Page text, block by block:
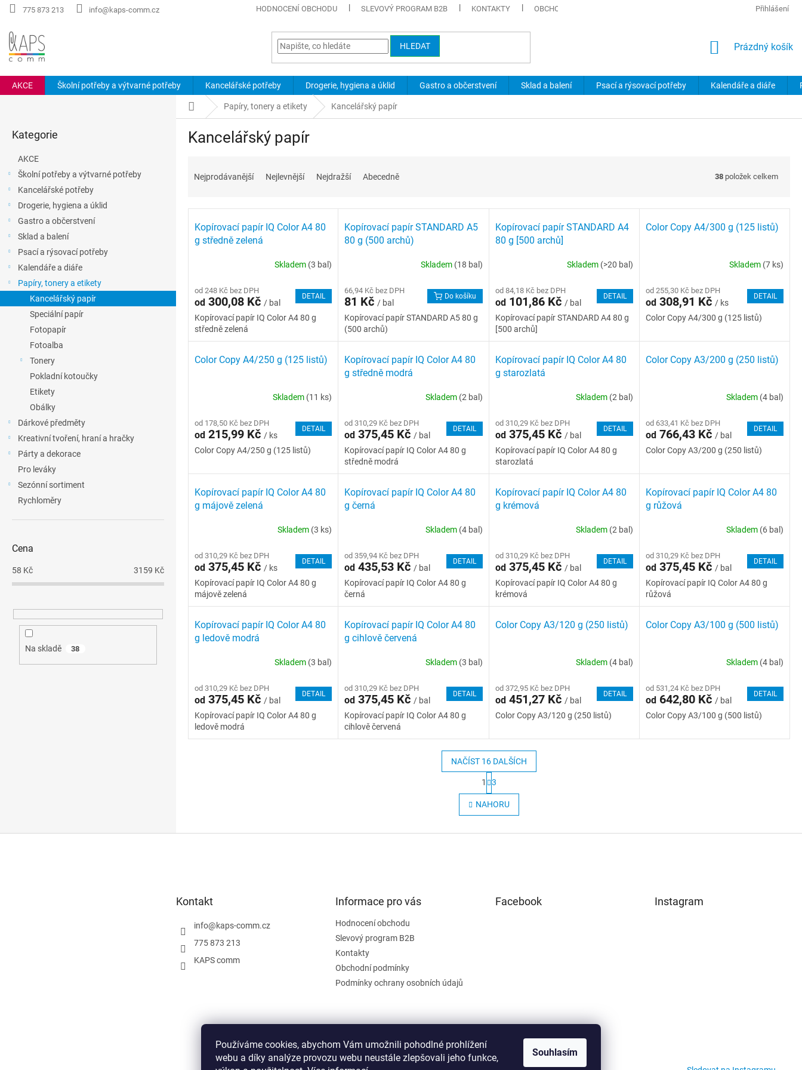
Používáme cookies, abychom Vám umožnili pohodlné prohlížení
webu a díky analýze provozu webu neustále zlepšovali jeho funkce,
Souhlasím
Přejít
775 873 213 info@kaps-comm.cz HODNOCENÍ OBCHODU SLEVOVÝ PROGRAM B2B KONTAKTY OBCHODNÍ PODMÍNKY PODMÍNKY OCHRANY OSOBNÍCH ÚDAJŮ
Přihlášení
HLEDAT
NÁKUPNÍ
Prázdný košík
AKCE Školní potřeby a výtvarné potřeby Kancelářské potřeby Drogerie, hygiena a úklid Gastro a občerstvení Sklad a balení Psací a rýsovací potřeby Kalendáře a diáře
kategorie
Kategorie
AKCE
Školní potřeby a výtvarné potřeby
Kancelářské potřeby
Drogerie, hygiena a úklid
Gastro a občerstvení
Sklad a balení
Psací a rýsovací potřeby
Kalendáře a diáře
Papíry, tonery a etikety
Kancelářský papír
Speciální papír
Fotopapír
Fotoalba
Tonery
Pokladní kotoučky
Etikety
Obálky
Dárkové předměty
Kreativní tvoření, hraní a hračky
Párty a dekorace
Pro leváky
Sezónní sortiment
Rychloměry
Cena
58 Kč 3159 Kč
Na skladě 38
Domů Papíry, tonery a etikety Kancelářský papír
Kancelářský papír
Nejprodávanější Nejlevnější Nejdražší Abecedně 38 položek celkem
k
Kopírovací papír IQ Color A4 80
g středně zelená
Skladem (3 bal)
od 248 Kč bez DPH
od 300,08 Kč / bal
DETAIL
Kopírovací papír IQ Color A4 80 g
středně zelená
Kopírovací papír STANDARD A5
80 g (500 archů)
Skladem (18 bal)
66,94 Kč bez DPH
81 Kč/ bal
Do košíku
Kopírovací papír STANDARD A5 80 g
(500 archů)
Kopírovací papír STANDARD A4
80 g [500 archů]
Skladem (>20 bal)
od 84,18 Kč bez DPH
od101,86 Kč / bal
DETAIL
Kopírovací papír STANDARD A4 80 g
[500 archů]
Color Copy A4/300 g (125 listů)
Skladem (7 ks)
od 255,30 Kč bez DPH
od308,91 Kč / ks
DETAIL
Color Copy A4/300 g (125 listů)
Color Copy A4/250 g (125 listů)
Skladem (11 ks)
od 178,50 Kč bez DPH
od 215,99 Kč / ks
DETAIL
Color Copy A4/250 g (125 listů)
Kopírovací papír IQ Color A4 80
g středně modrá
Skladem (2 bal)
od 310,29 Kč bez DPH
od 375,45 Kč/ bal
DETAIL
Kopírovací papír IQ Color A4 80 g
středně modrá
Kopírovací papír IQ Color A4 80
g starozlatá
Skladem (2 bal)
od 310,29 Kč bez DPH
od375,45 Kč / bal
DETAIL
Kopírovací papír IQ Color A4 80 g
starozlatá
Color Copy A3/200 g (250 listů)
Skladem (4 bal)
od 633,41 Kč bez DPH
od766,43 Kč / bal
DETAIL
Color Copy A3/200 g (250 listů)
Kopírovací papír IQ Color A4 80
g májově zelená
Skladem (3 ks)
od 310,29 Kč bez DPH
od 375,45 Kč / ks
DETAIL
Kopírovací papír IQ Color A4 80 g
májově zelená
Kopírovací papír IQ Color A4 80
g černá
Skladem (4 bal)
od 359,94 Kč bez DPH
od 435,53 Kč/ bal
DETAIL
Kopírovací papír IQ Color A4 80 g
černá
Kopírovací papír IQ Color A4 80
g krémová
Skladem (2 bal)
od 310,29 Kč bez DPH
od375,45 Kč / bal
DETAIL
Kopírovací papír IQ Color A4 80 g
krémová
Kopírovací papír IQ Color A4 80
g růžová
Skladem (6 bal)
od 310,29 Kč bez DPH
od375,45 Kč / bal
DETAIL
Kopírovací papír IQ Color A4 80 g
růžová
Kopírovací papír IQ Color A4 80
g ledově modrá
Skladem (3 bal)
od 310,29 Kč bez DPH
od 375,45 Kč / bal
DETAIL
Kopírovací papír IQ Color A4 80 g
ledově modrá
Kopírovací papír IQ Color A4 80
g cihlově červená
Skladem (3 bal)
od 310,29 Kč bez DPH
od 375,45 Kč/ bal
DETAIL
Kopírovací papír IQ Color A4 80 g
cihlově červená
Color Copy A3/120 g (250 listů)
Skladem (4 bal)
od 372,95 Kč bez DPH
od451,27 Kč / bal
DETAIL
Color Copy A3/120 g (250 listů)
Color Copy A3/100 g (500 listů)
Skladem (4 bal)
od 531,24 Kč bez DPH
od642,80 Kč / bal
DETAIL
Color Copy A3/100 g (500 listů)
O
v
l
d
NAČÍST 16 DALŠÍCH
S
t
r
á
n
o
1 3
NAHORU
Kontakt
info@kaps-comm.cz
775 873 213
KAPS comm
Informace pro vás
Hodnocení obchodu
Slevový program B2B
Kontakty
Obchodní podmínky
Podmínky ochrany osobních údajů
Facebook Instagram